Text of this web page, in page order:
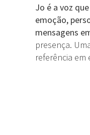
Jo é a voz
emoção,
mensagens
presença.
referência em